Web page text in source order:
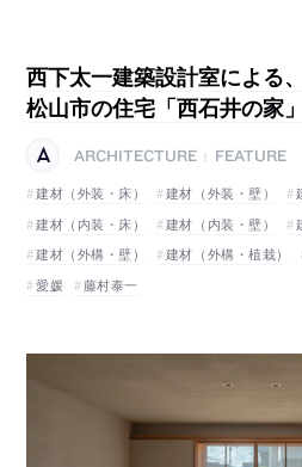
西下太一建築設計室による
松山市の住宅「西石井の家」
ARCHITECTURE
FEATURE
建材（外装・床）
建材（外装・壁）
建材（内装・床）
建材（内装・壁）
建材（外構・壁）
建材（外構・植栽）
愛媛
藤村泰一